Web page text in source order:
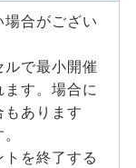
場合がござい
ルで最小開催
す。場合に
もあります
を終了する